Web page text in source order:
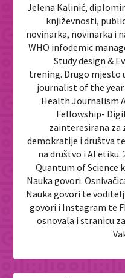
Jelena Kalinić,
književnosti,
novinarka, novinarka i
WHO infodemic
Study design &
trening. Drugo mjesto
journalist of the year
Health Journalism
Fellowship-
zainteresirana za
demokratije i društva
na društvo i AI etiku.
Quantum of Science
Nauka govori.
Nauka govori te
govori i Instagram te
osnovala i stranicu